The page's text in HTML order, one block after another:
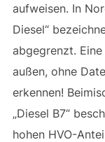
aufweisen. In
Diesel“
abgegrenzt.
außen, ohne
erkennen!
„Diesel B7“
hohen HVO-